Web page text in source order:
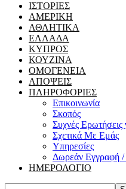
ΙΣΤΟΡΙΕΣ
ΑΜΕΡΙΚΗ
ΑΘΛΗΤΙΚΑ
ΕΛΛΑΔΑ
ΚΥΠΡΟΣ
ΚΟΥΖΙΝΑ
ΟΜΟΓΕΝΕΙΑ
ΑΠΟΨΕΙΣ
ΠΛΗΡΟΦΟΡΙΕΣ
Επικοινωνία
Σκοπός
Συχνές Ερωτήσεις
Σχετικά Με Εμάς
Υπηρεσίες
Δωρεάν Εγγραφή /
ΗΜΕΡΟΛΟΓΙΟ